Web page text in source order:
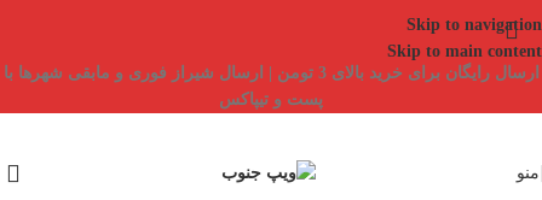
Skip to navigation
Skip to main content
ارسال رایگان برای خرید بالای 3 تومن | ارسال شیراز فوری و مابقی شهرها با
پست و تیپاکس
منو